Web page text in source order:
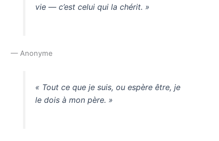
vie — c’est celui qui la chérit. »
— Anonyme
« Tout ce que je suis, ou espère être, je
le dois à mon père. »